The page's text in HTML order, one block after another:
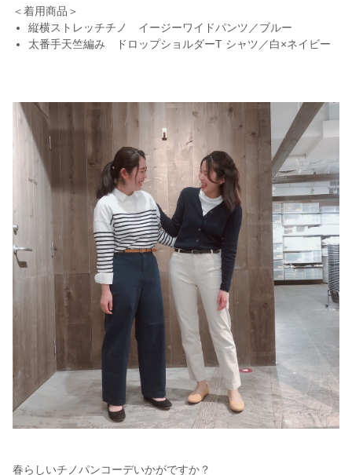
＜着用商品＞
縦横ストレッチチノ イージーワイドパンツ／ブルー
太番手天竺編み ドロップショルダーT シャツ／白×ネイビー
春らしいチノパンコーデいかがですか？